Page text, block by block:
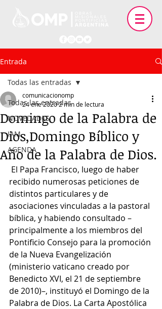
Entrada
Todas las entradas
NOVEDADES
IAM
AGENDA
Todas las entradas
Domingo de la Palabra de
Dios,Domingo Bíblico y
Año de la Palabra de Dios.
comunicacionomp
24 ene 2020 2 min de lectura
recibido numerosas peticiones de
distintos particulares y de
asociaciones vinculadas a la pastoral
bíblica, y habiendo consultado –
principalmente a los miembros del
Pontificio Consejo para la promoción
de la Nueva Evangelización
(ministerio vaticano creado por
Benedicto XVI, el 21 de septiembre
de 2010)–, instituyó el Domingo de la
Palabra de Dios. La Carta Apostólica